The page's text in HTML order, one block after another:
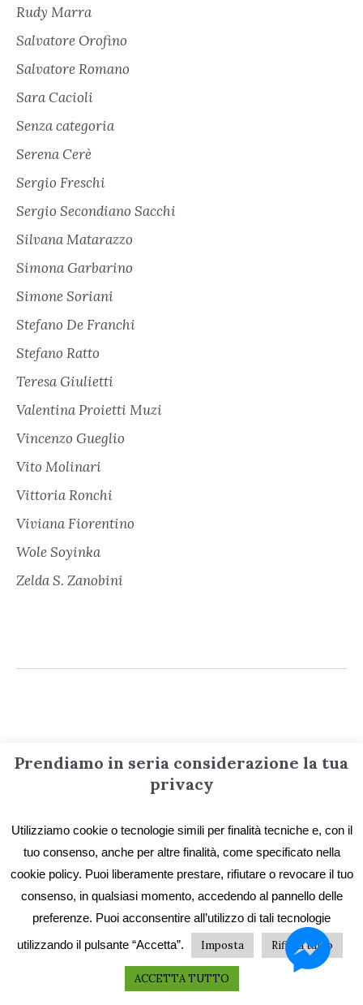
Rudy Marra
Salvatore Orofino
Salvatore Romano
Sara Cacioli
Senza categoria
Serena Cerè
Sergio Freschi
Sergio Secondiano Sacchi
Silvana Matarazzo
Simona Garbarino
Simone Soriani
Stefano De Franchi
Stefano Ratto
Teresa Giulietti
Valentina Proietti Muzi
Vincenzo Gueglio
Vito Molinari
Vittoria Ronchi
Viviana Fiorentino
Wole Soyinka
Zelda S. Zanobini
Informazioni
Privacy e Cookie
Codice etico
I primi vent’anni
Collane e catalogo storico
Prendiamo in seria considerazione la tua
privacy
Utilizziamo cookie o tecnologie simili per finalità tecniche e, con il
tuo consenso, anche per altre finalità, come specificato nella
cookie policy. Puoi liberamente prestare, rifiutare o revocare il tuo
consenso, in qualsiasi momento, accedendo al pannello delle
preferenze. Puoi acconsentire all’utilizzo di tali tecnologie
utilizzando il pulsante “Accetta”.
Imposta Rifiuta tutto
ACCETTA TUTTO